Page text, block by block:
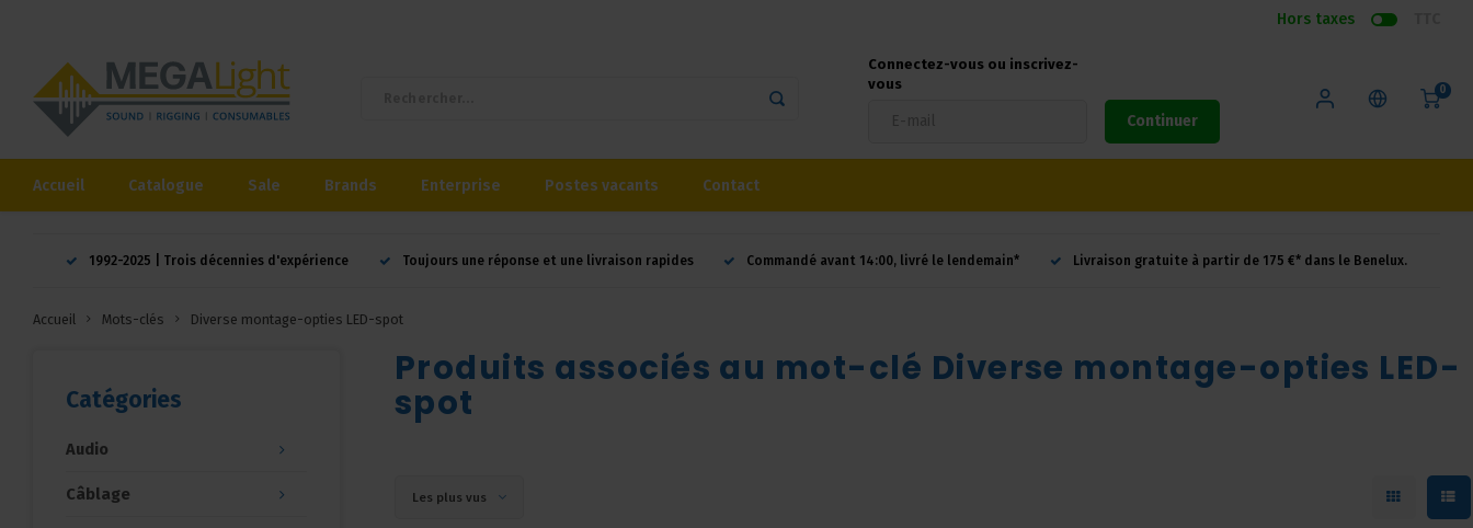
Hors taxes
Connectez-vous ou inscrivez-
vous
Continuer
0
Accueil Catalogue Sale Brands Enterprise Postes vacants Contact
1992-2025 | Trois décennies d'expérience Toujours une réponse et une livraison rapides Commandé avant 14:00, livré le lendemain* Livraison gratuite à partir de 175 €* dans le Benelux.
Accueil Mots-clés Diverse montage-opties LED-spot
Catégories
Audio
Câblage
Produits associés au mot-clé Diverse montage-opties LED-
spot
Les plus vus